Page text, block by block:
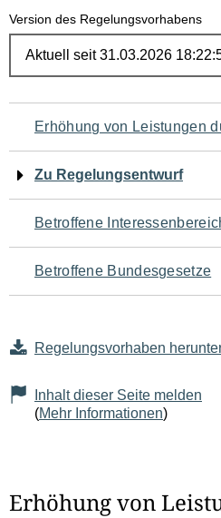
Version des Regelungsvorhabens
Navigation
für
den
Seiteninhalt
Erhöhung von Leistungen
Zu Regelungsentwurf
Betroffene
Betroffene Bundesgesetze
Regelungsvorhaben
Inhalt dieser Seite melden
(Mehr Informationen)
Erhöhung von